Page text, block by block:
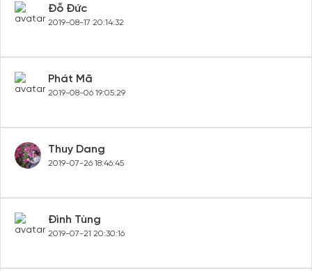
Đỗ Đức
2019-08-17 20:14:32
Phát Mã
2019-08-06 19:05:29
Thuy Dang
2019-07-26 18:46:45
Đình Tùng
2019-07-21 20:30:16